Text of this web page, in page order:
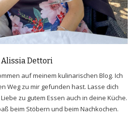
Alissia Dettori
auf meinem kulinarischen Blog. Ich
Weg zu mir gefunden hast. Lasse dich
zu gutem Essen auch in deine Küche.
beim Stöbern und beim Nachkochen.